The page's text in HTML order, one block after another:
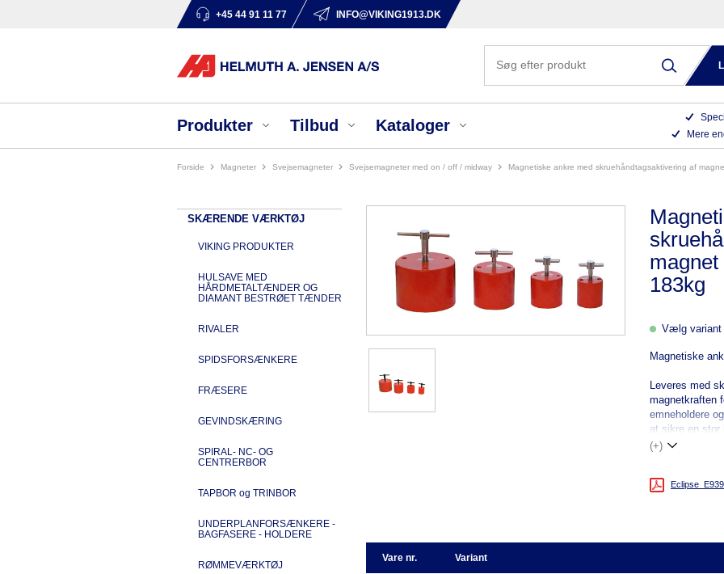
+45 44 91 11 77 INFO@VIKING1913.DK
Produkter Tilbud Kataloger
Mere
Forside magneter svejsemagneter svejsemagneter med on / off / midway magnetiske ankre med skruehåndtagsaktivering af
SKÆRENDE VÆRKTØJ
VIKING PRODUKTER
HULSAVE MED
HÅRDMETALTÆNDER OG
DIAMANT BESTRØET TÆNDER
RIVALER
SPIDSFORSÆNKERE
FRÆSERE
GEVINDSKÆRING
SPIRAL- NC- OG
CENTRERBOR
TAPBOR og TRINBOR
UNDERPLANFORSÆNKERE -
BAGFASERE - HOLDERE
RØMMEVÆRKTØJ
183kg
Vælg variant
Magnetiske
Leveres med
magnetkraften
emneholdere
at sikre en stor
(+)
Vare nr. Variant